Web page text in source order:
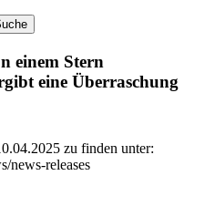
einem Stern
eine Überraschung
zu finden unter:
news-releases